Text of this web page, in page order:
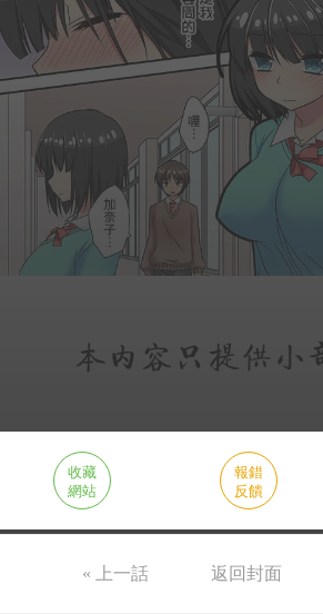
收藏
網站
報錯
反饋
« 上一話 返回封面